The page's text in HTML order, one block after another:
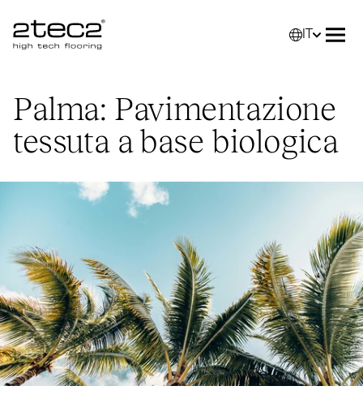
Primary
Palma: Pavimentazione
tessuta a base biologica